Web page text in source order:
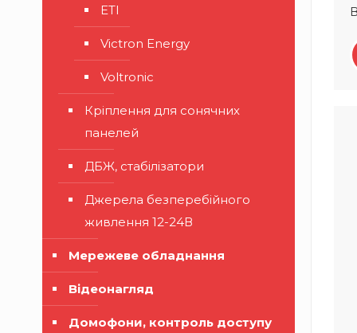
ETI
Victron Energy
Voltronic
Кріплення для сонячних
панелей
ДБЖ, стабілізатори
Джерела безперебійного
живлення 12-24В
Мережеве обладнання
Відеонагляд
Домофони, контроль доступу